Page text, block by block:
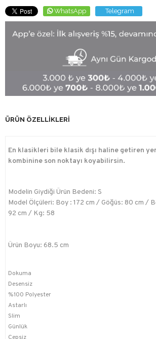
WhatsApp Telegram
ÜRÜN ÖZELLIKLERI
En klasikleri bile klasik dışı haline getiren
kombinine son noktayı koyabilirsin.
Modelin Giydiği Ürün Bedeni: S
Model Ölçüleri: Boy : 172 cm / Göğüs: 80 cm /
92 cm / Kg: 58
Ürün Boyu: 68.5 cm
Dokuma
Desensiz
%100 Polyester
Astarlı
Slim
Günlük